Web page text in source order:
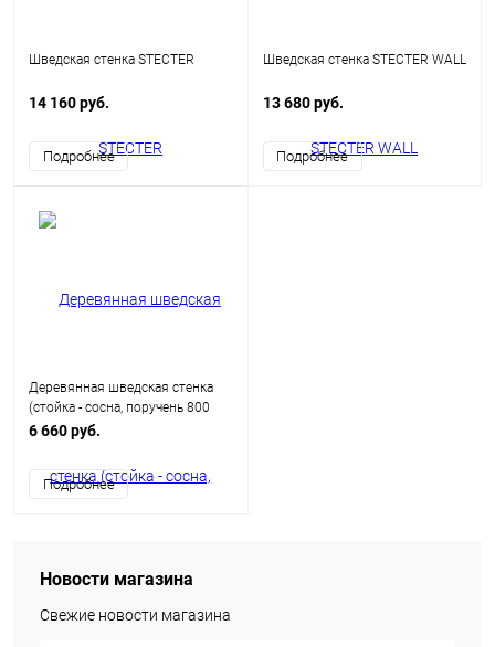
Шведская стенка STECTER
14 160 руб.
Подробнее
Шведская стенка STECTER WALL
13 680 руб.
Подробнее
Деревянная шведская стенка
(стойка - сосна, поручень 800
мм - береза)
6 660 руб.
Подробнее
Новости магазина
Свежие новости магазина